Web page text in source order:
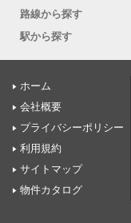
路線から探す
駅から探す
ホーム
会社概要
プライバシーポリシー
利用規約
サイトマップ
物件カタログ